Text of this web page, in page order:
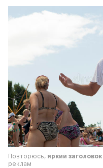
Повторюсь, яркий заголовок
реклам